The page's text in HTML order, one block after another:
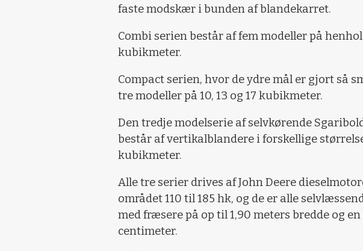
faste modskær i bunden af blandekarret.
Combi serien består af fem modeller på
kubikmeter.
Compact serien, hvor de ydre mål er gjort så
tre modeller på 10, 13 og 17 kubikmeter.
Den tredje modelserie af selvkørende
består af vertikalblandere i forskellige
kubikmeter.
Alle tre serier drives af John Deere
området 110 til 185 hk, og de er alle
med fræsere på op til 1,90 meters bredde og
centimeter.